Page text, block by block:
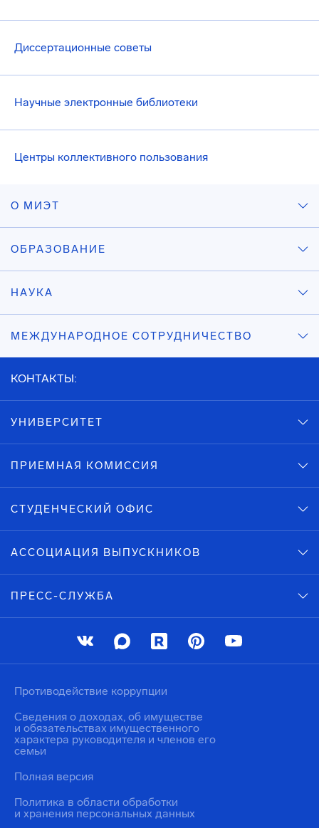
Диссертационные советы
Научные электронные библиотеки
Центры коллективного пользования
О МИЭТ
ОБРАЗОВАНИЕ
НАУКА
МЕЖДУНАРОДНОЕ СОТРУДНИЧЕСТВО
КОНТАКТЫ:
УНИВЕРСИТЕТ
ПРИЕМНАЯ КОМИССИЯ
СТУДЕНЧЕСКИЙ ОФИС
АССОЦИАЦИЯ ВЫПУСКНИКОВ
ПРЕСС-СЛУЖБА
Политика в области обработки
и хранения персональных данных
Противодействие коррупции
Сведения о доходах, об имуществе
и обязательствах имущественного
характера руководителя и членов его
семьи
Полная версия